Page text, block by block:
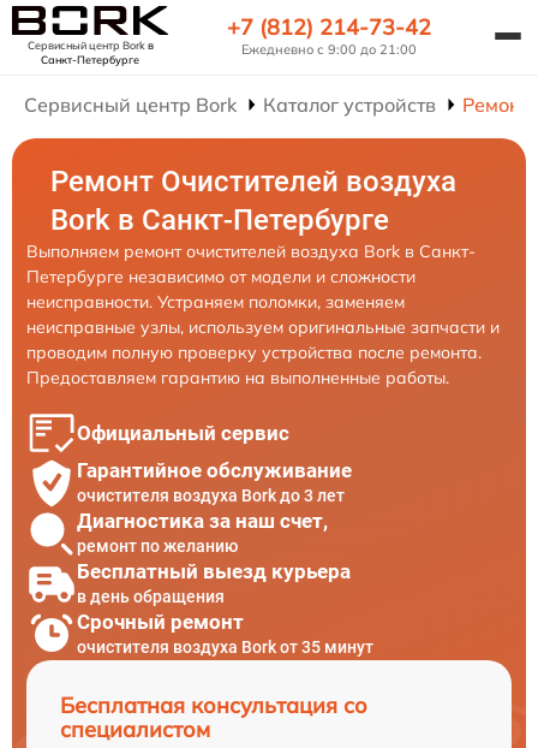
Сервисный центр Borkв
Санкт-Петербурге
+7 (812) 214-73-42
Ежедневно с 9:00 до 21:00
Сервисный центр Bork Каталог устройств Ремонт
Ремонт Очистителей воздуха
Bork в Санкт-Петербурге
Выполняем ремонт очистителей воздуха Bork в Санкт-
Петербурге независимо от модели и сложности
неисправности. Устраняем поломки, заменяем
неисправные узлы, используем оригинальные запчасти и
проводим полную проверку устройства после ремонта.
Предоставляем гарантию на выполненные работы.
Официальный сервис
Гарантийное обслуживание
очистителя воздуха Bork до 3 лет
Диагностика за наш счет,
ремонт по желанию
Бесплатный выезд курьера
в день обращения
Срочный ремонт
очистителя воздуха Bork от 35 минут
Бесплатная консультация со
специалистом